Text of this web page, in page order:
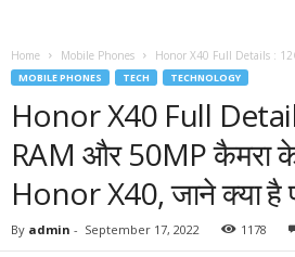
Home Mobile Phones Honor X40 Full Details :
MOBILE PHONES TECH TECHNOLOGY
Honor X40 Full
RAM और 50MP कैमरा
Honor X40, जाने क्या है
By admin - September 17, 2022 1178